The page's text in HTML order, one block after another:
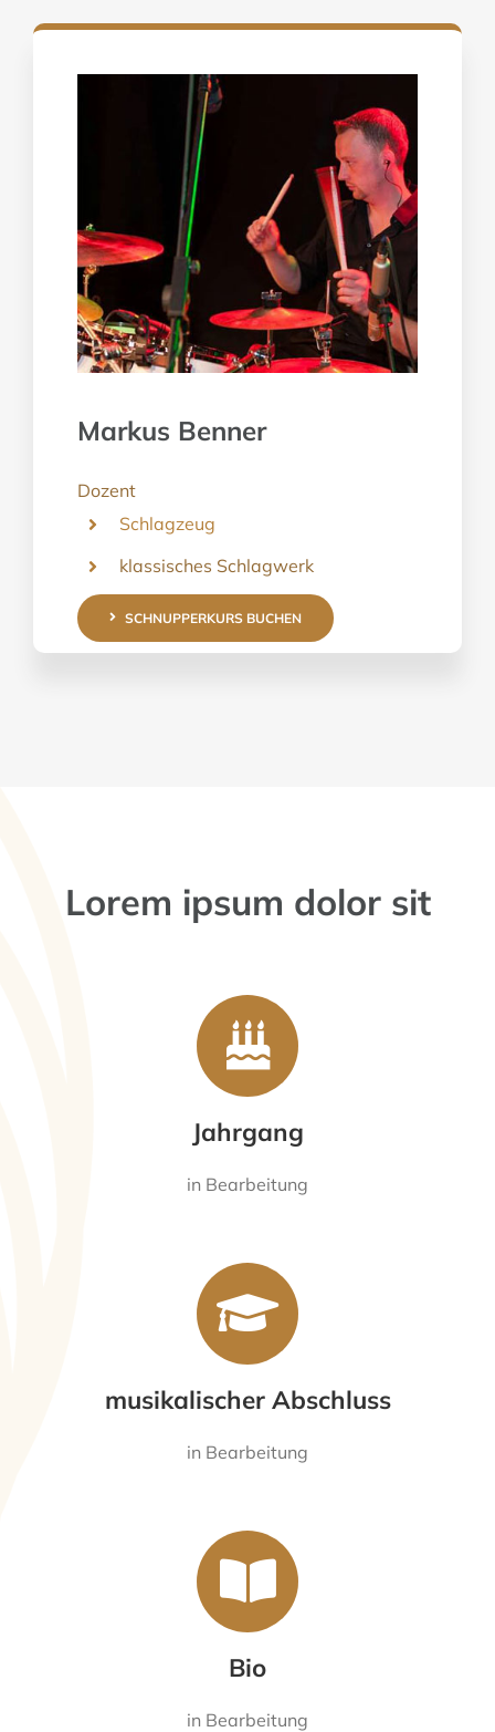
KONTAKT
Markus Benner
Dozent
Schlagzeug
klassisches Schlagwerk
SCHNUPPERKURS BUCHEN
Lorem ipsum dolor sit
Jahrgang
in Bearbeitung
musikalischer Abschluss
in Bearbeitung
Bio
in Bearbeitung